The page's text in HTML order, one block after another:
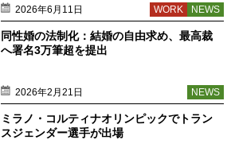
2026年6月11日 NEWS
WORK
同性婚の法制化：結婚の自由求め、最高裁
へ署名3万筆超を提出
2026年2月21日 NEWS
ミラノ・コルティナオリンピックでトラン
スジェンダー選手が出場